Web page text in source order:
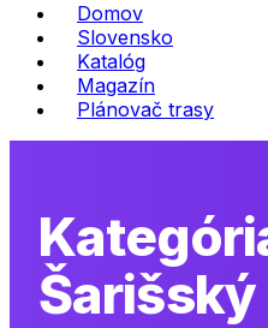
Domov
Slovensko
Katalóg
Magazín
Plánovač trasy